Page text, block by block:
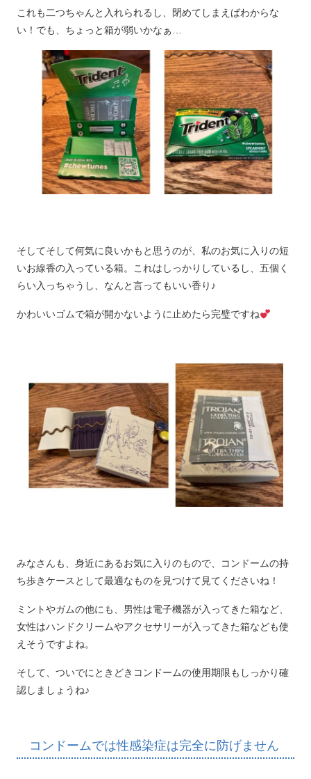
これも二つちゃんと入れられるし、閉めてしまえばわからな
い！でも、ちょっと箱が弱いかなぁ…
そしてそして何気に良いかもと思うのが、私のお気に入りの短
いお線香の入っている箱。これはしっかりしているし、五個く
らい入っちゃうし、なんと言ってもいい香り♪
かわいいゴムで箱が開かないように止めたら完璧ですね
みなさんも、身近にあるお気に入りのもので、コンドームの持
ち歩きケースとして最適なものを見つけて見てくださいね！
ミントやガムの他にも、男性は電子機器が入ってきた箱など、
女性はハンドクリームやアクセサリーが入ってきた箱なども使
えそうですよね。
そして、ついでにときどきコンドームの使用期限もしっかり確
認しましょうね♪
コンドームでは性感染症は完全に防げません